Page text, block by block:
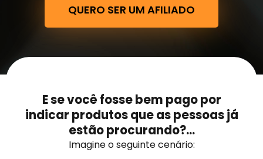
QUERO SER UM AFILIADO
E se você fosse bem pago por
indicar produtos que as pessoas já
estão procurando?…
Imagine o seguinte cenário: